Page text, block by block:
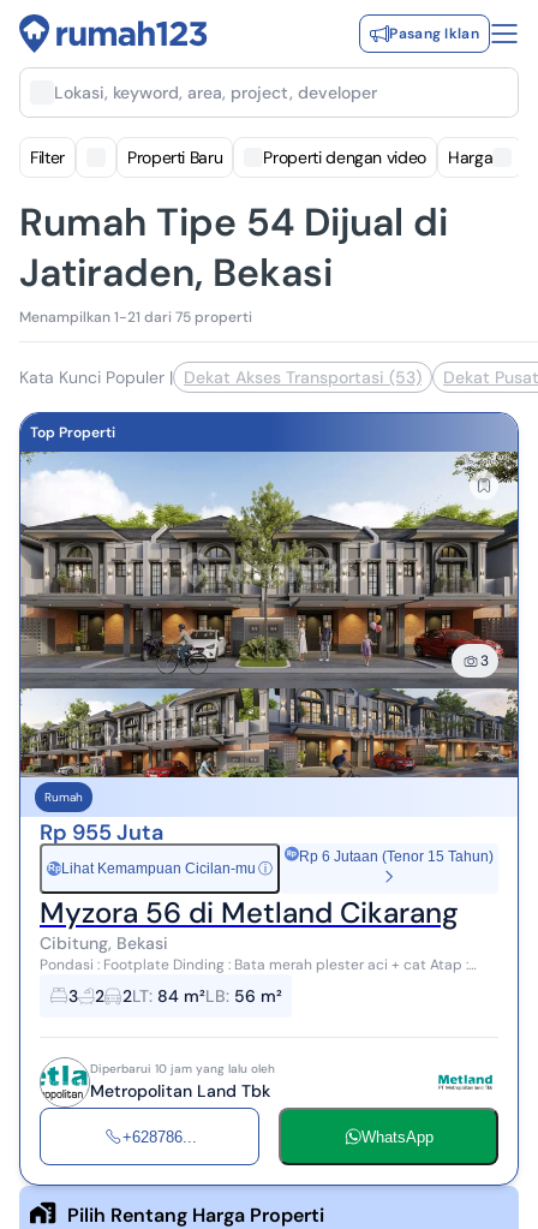
Pasang Iklan
Lokasi, keyword, area, project, developer
Filter Properti Baru Properti dengan video Harga
Rumah Tipe 54 Dijual di
Jatiraden, Bekasi
Menampilkan 1-21 dari 75 properti
Kata Kunci Populer | Dekat Akses Transportasi (53) Dekat
Top Properti
3
Rumah
Rp 955 Juta
Rp Lihat Kemampuan Cicilan-mu ⓘ
Rp 6 Jutaan (Tenor 15 Tahun)
Myzora 56 di Metland Cikarang
Cibitung, Bekasi
Pondasi : Footplate Dinding : Bata merah plester aci + cat Atap :
Genteng beton flat + rangka baja ringan Plafond : Gypsum + rangka
hollow Lant...
3 2 2LT: 84 m²LB: 56 m²
Diperbarui 10 jam yang lalu oleh
Metropolitan Land Tbk
+628786... WhatsApp
Pilih Rentang Harga Properti